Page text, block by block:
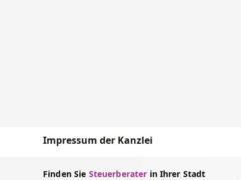
Impressum der Kanzlei
Finden Sie Steuerberater in Ihrer Stadt